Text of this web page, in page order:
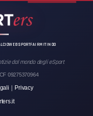
SPORTFAIRMITINDO
dal mondo degli eSport
09275370964
Privacy